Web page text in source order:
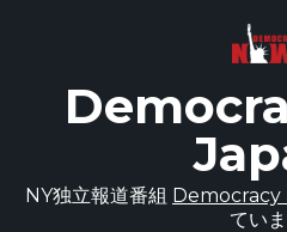
NY独立報道番組 Democracy
てい